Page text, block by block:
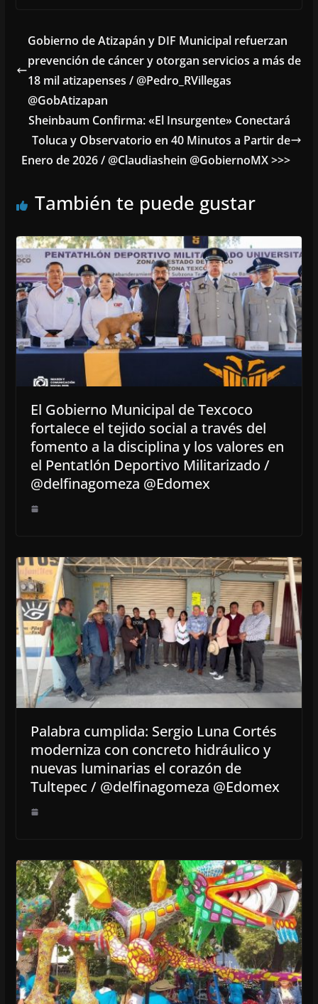
Gobierno de Atizapán y DIF Municipal refuerzan
prevención de cáncer y otorgan servicios a más de
18 mil atizapenses / @Pedro_RVillegas
@GobAtizapan
Sheinbaum Confirma: «El Insurgente» Conectará
Toluca y Observatorio en 40 Minutos a Partir de
Enero de 2026 / @Claudiashein @GobiernoMX >>>
También te puede gustar
El Gobierno Municipal de Texcoco
fortalece el tejido social a través del
fomento a la disciplina y los valores en
el Pentatlón Deportivo Militarizado /
@delfinagomeza @Edomex
Palabra cumplida: Sergio Luna Cortés
moderniza con concreto hidráulico y
nuevas luminarias el corazón de
Tultepec / @delfinagomeza @Edomex